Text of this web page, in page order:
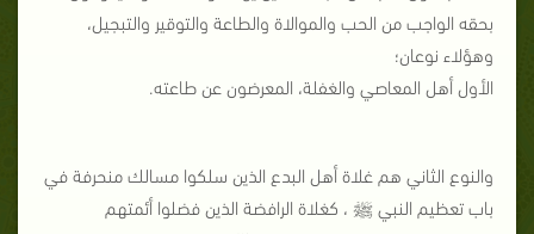
بحقه الواجب من الحب والموالاة والطاعة والتوقير والتبجيل،
وهؤلاء نوعان؛
الأول أهل المعاصي والغفلة، المعرضون عن طاعته.
والنوع الثاني هم غلاة أهل البدع الذين سلكوا مسالك منحرفة في
باب تعظيم النبي ﷺ ، كغلاة الرافضة الذين فضلوا أئمتهم